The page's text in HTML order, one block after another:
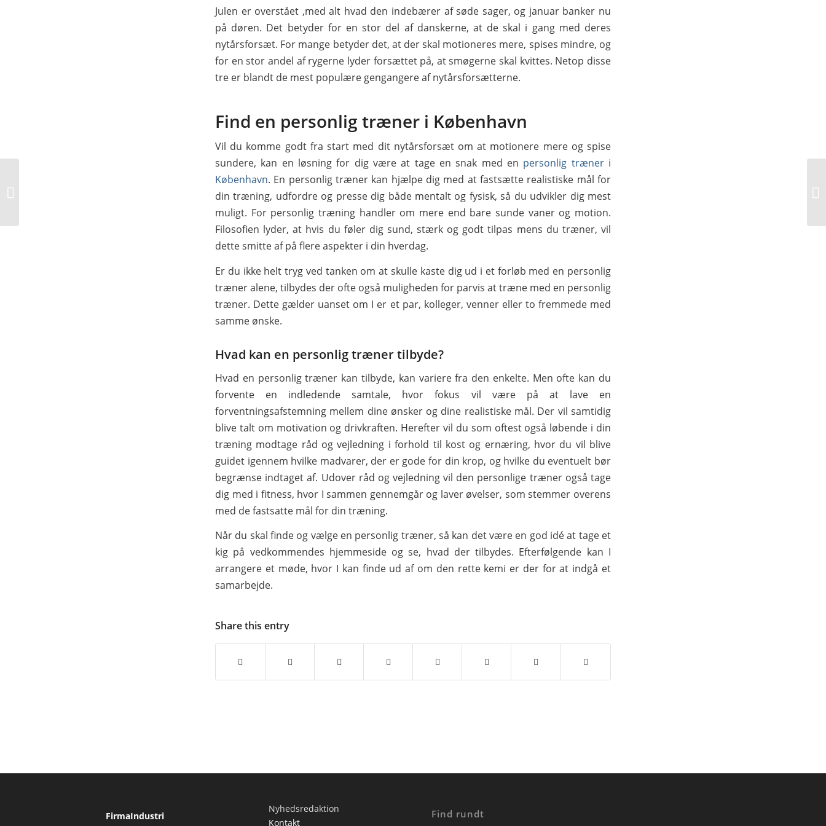
Julen er overstået ,med alt hvad den indebærer af søde sager, og januar banker nu
på døren. Det betyder for en stor del af danskerne, at de skal i gang med deres
nytårsforsæt. For mange betyder det, at der skal motioneres mere, spises mindre, og
for en stor andel af rygerne lyder forsættet på, at smøgerne skal kvittes. Netop disse
tre er blandt de mest populære gengangere af nytårsforsætterne.
Find en personlig træner i København
Vil du komme godt fra start med dit nytårsforsæt om at motionere mere og spise
sundere, kan en løsning for dig være at tage en snak med en personlig træner i
København. En personlig træner kan hjælpe dig med at fastsætte realistiske mål for
din træning, udfordre og presse dig både mentalt og fysisk, så du udvikler dig mest
muligt. For personlig træning handler om mere end bare sunde vaner og motion.
Filosofien lyder, at hvis du føler dig sund, stærk og godt tilpas mens du træner, vil
dette smitte af på flere aspekter i din hverdag.
Er du ikke helt tryg ved tanken om at skulle kaste dig ud i et forløb med en personlig
træner alene, tilbydes der ofte også muligheden for parvis at træne med en personlig
træner. Dette gælder uanset om I er et par, kolleger, venner eller to fremmede med
samme ønske.
Hvad kan en personlig træner tilbyde?
Hvad en personlig træner kan tilbyde, kan variere fra den enkelte. Men ofte kan du
forvente en indledende samtale, hvor fokus vil være på at lave en
forventningsafstemning mellem dine ønsker og dine realistiske mål. Der vil samtidig
blive talt om motivation og drivkraften. Herefter vil du som oftest også løbende i din
træning modtage råd og vejledning i forhold til kost og ernæring, hvor du vil blive
guidet igennem hvilke madvarer, der er gode for din krop, og hvilke du eventuelt bør
begrænse indtaget af. Udover råd og vejledning vil den personlige træner også tage
dig med i fitness, hvor I sammen gennemgår og laver øvelser, som stemmer overens
med de fastsatte mål for din træning.
Når du skal finde og vælge en personlig træner, så kan det være en god idé at tage et
kig på vedkommendes hjemmeside og se, hvad der tilbydes. Efterfølgende kan I
arrangere et møde, hvor I kan finde ud af om den rette kemi er der for at indgå et
samarbejde.
Share this entry
FirmaIndustri
Nyhedsredaktion
Kontakt
Find rundt